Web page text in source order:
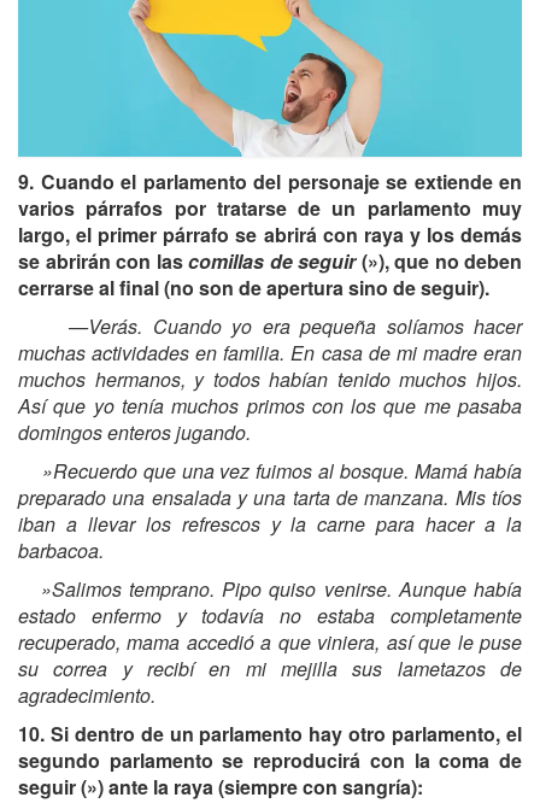
9. Cuando el parlamento del personaje se extiende en
varios párrafos por tratarse de un parlamento muy
largo, el primer párrafo se abrirá con raya y los demás
se abrirán con lascomillas de seguir(»), que no deben
cerrarse al final (no son de apertura sino de seguir).
—Verás. Cuando yo era pequeña solíamos hacer
muchas actividades en familia. En casa de mi madre eran
muchos hermanos, y todos habían tenido muchos hijos.
Así que yo tenía muchos primos con los que me pasaba
domingos enteros jugando.
»Recuerdo que una vez fuimos al bosque. Mamá había
preparado una ensalada y una tarta de manzana. Mis tíos
iban a llevar los refrescos y la carne para hacer a la
barbacoa.
»Salimos temprano. Pipo quiso venirse. Aunque había
estado enfermo y todavía no estaba completamente
recuperado, mama accedió a que viniera, así que le puse
su correa y recibí en mi mejilla sus lametazos de
agradecimiento.
10. Si dentro de un parlamento hay otro parlamento, el
segundo parlamento se reproducirá con la coma de
seguir (») ante la raya (siempre con sangría):